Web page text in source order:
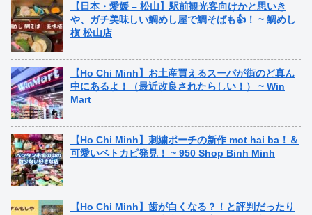
【日本・愛媛 – 松山】駅前観光客向けかと思いき
や、ガチ美味しい鯛めし屋で鯛そばも👍！ ~ 鯛めし
槇 松山店
【Ho Chi Minh】お土産買えるスーパが街のど真ん
中にあるよ！（最近改良されたらしい！） ~ Win
Mart
【Ho Chi Minh】刺繍ポーチの新作 mot hai ba！＆
可愛いベトカピ発見！ ~ 950 Shop Binh Minh
【Ho Chi Minh】歯が白くなる？！と評判だったり